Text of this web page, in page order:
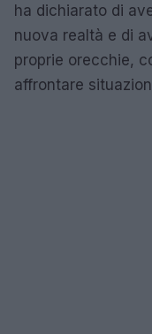
ha dichiarato di
nuova realtà e di
proprie orecchie,
affrontare